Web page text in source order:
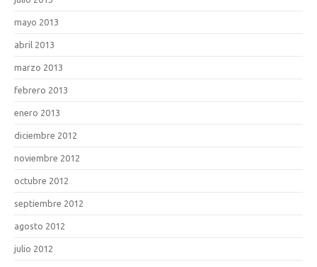
mayo 2013
abril 2013
marzo 2013
febrero 2013
enero 2013
diciembre 2012
noviembre 2012
octubre 2012
septiembre 2012
agosto 2012
julio 2012